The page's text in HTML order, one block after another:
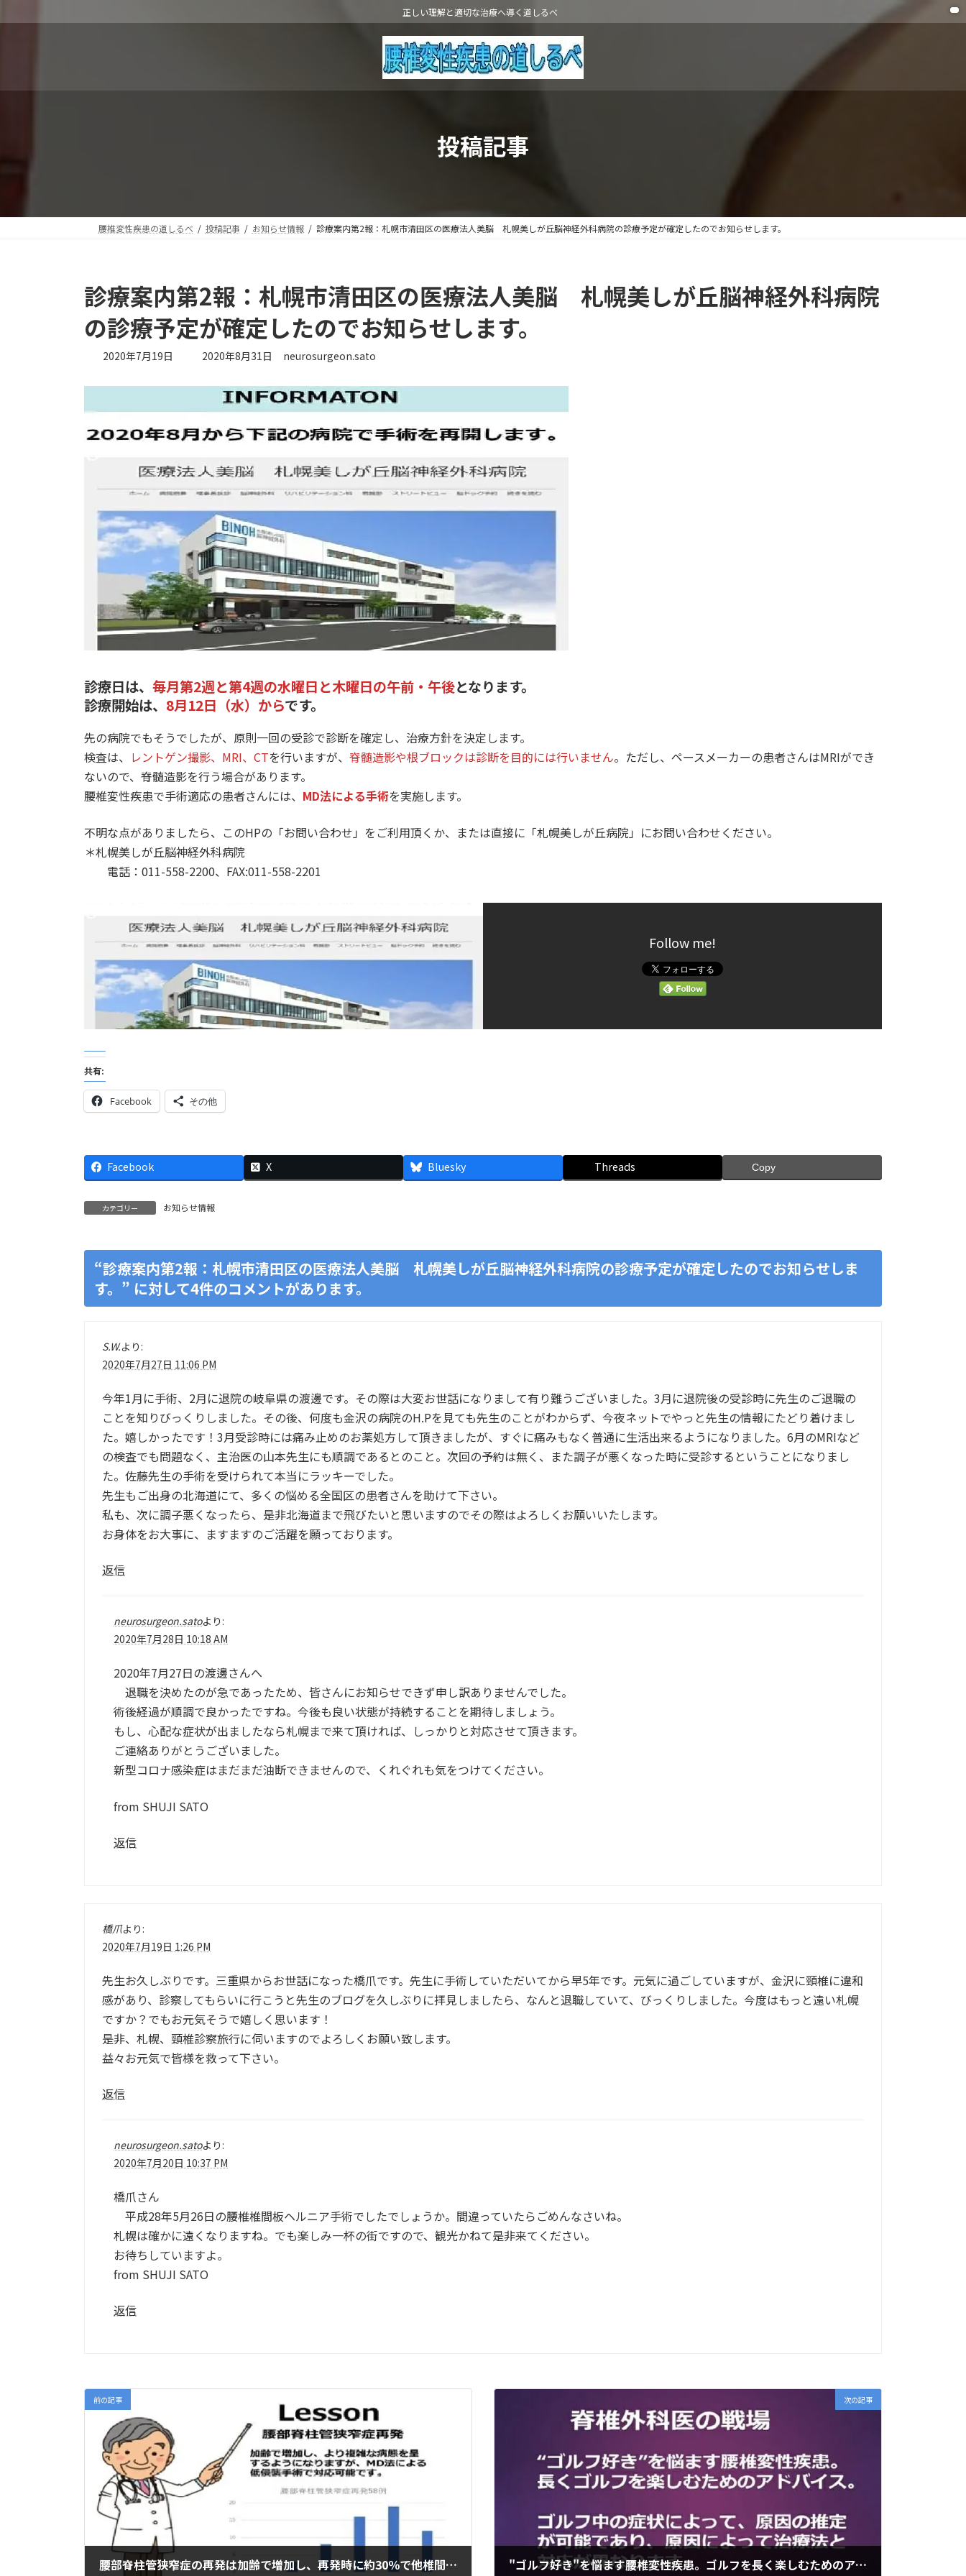
ン
へ
ビ
ョ
正しい理解と適切な治療へ導く道しるべ
投稿記事
腰椎変性疾患の道しるべ 投稿記事 お知らせ情報 診療案内第2報：札幌市清田区の医療法人美脳 札幌美しが丘脳神経外科病院の診療予定が確定したのでお知らせします。
診療案内第2報：札幌市清田区の医療法人美脳 札幌美しが丘脳神経外科病院
の診療予定が確定したのでお知らせします。
2020年7月19日
最
更
日
時
:
2020年8月31日 neurosurgeon.sato
診療日は、 毎月第2週と第4週の水曜日と木曜日の午前・午後となります。
診療開始は、 8月12日（水）からです。
先の病院でもそうでしたが、原則一回の受診で診断を確定し、治療方針を決定します。
検査は、 レントゲン撮影、MRI、CTを行いますが、 脊髄造影や根ブロックは診断を目的には行いません。ただし、ペースメーカーの患者さんはMRIができ
ないので、脊髄造影を行う場合があります。
腰椎変性疾患で手術適応の患者さんには、 MD法による手術を実施します。
不明な点がありましたら、このHPの「お問い合わせ」をご利用頂くか、または直接に「札幌美しが丘病院」にお問い合わせください。
＊札幌美しが丘脳神経外科病院
電話：011-558-2200、FAX:011-558-2201
Follow me!
共有:
Facebook その他
Facebook X Bluesky Threads Copy
カテゴリー お知らせ情報
“診療案内第2報：札幌市清田区の医療法人美脳 札幌美しが丘脳神経外科病院の診療予定が確定したのでお知らせしま
す。 ” に対して4件のコメントがあります。
S.W.より:
2020年7月27日 11:06 PM
今年1月に手術、2月に退院の岐阜県の渡邊です。その際は大変お世話になりまして有り難うございました。3月に退院後の受診時に先生のご退職の
ことを知りびっくりしました。その後、何度も金沢の病院のH.Pを見ても先生のことがわからず、今夜ネットでやっと先生の情報にたどり着けまし
た。嬉しかったです！3月受診時には痛み止めのお薬処方して頂きましたが、すぐに痛みもなく普通に生活出来るようになりました。6月のMRIなど
の検査でも問題なく、主治医の山本先生にも順調であるとのこと。次回の予約は無く、また調子が悪くなった時に受診するということになりまし
た。佐藤先生の手術を受けられて本当にラッキーでした。
先生もご出身の北海道にて、多くの悩める全国区の患者さんを助けて下さい。
私も、次に調子悪くなったら、是非北海道まで飛びたいと思いますのでその際はよろしくお願いいたします。
お身体をお大事に、ますますのご活躍を願っております。
返信
neurosurgeon.satoより:
2020年7月28日 10:18 AM
2020年7月27日の渡邊さんへ
退職を決めたのが急であったため、皆さんにお知らせできず申し訳ありませんでした。
術後経過が順調で良かったですね。今後も良い状態が持続することを期待しましょう。
もし、心配な症状が出ましたなら札幌まで来て頂ければ、しっかりと対応させて頂きます。
ご連絡ありがとうございました。
新型コロナ感染症はまだまだ油断できませんので、くれぐれも気をつけてください。
from SHUJI SATO
返信
橋爪より:
2020年7月19日 1:26 PM
先生お久しぶりです。三重県からお世話になった橋爪です。先生に手術していただいてから早5年です。元気に過ごしていますが、金沢に頸椎に違和
感があり、診察してもらいに行こうと先生のブログを久しぶりに拝見しましたら、なんと退職していて、びっくりしました。今度はもっと遠い札幌
ですか？でもお元気そうで嬉しく思います！
是非、札幌、頸椎診察旅行に伺いますのでよろしくお願い致します。
益々お元気で皆様を救って下さい。
返信
neurosurgeon.satoより:
2020年7月20日 10:37 PM
橋爪さん
平成28年5月26日の腰椎椎間板ヘルニア手術でしたでしょうか。間違っていたらごめんなさいね。
札幌は確かに遠くなりますね。でも楽しみ一杯の街ですので、観光かねて是非来てください。
お待ちしていますよ。
from SHUJI SATO
返信
前の記事
腰部脊柱管狭窄症の再発は加齢で増加し、再発時に約30％で他椎間に新しい病変を合併していたが、全例MD法で対処可能でした。
次の記事
"ゴルフ好き"を悩ます腰椎変性疾患。ゴルフを長く楽しむためのアドバイス。